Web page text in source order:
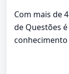
Com mais de
de Questões